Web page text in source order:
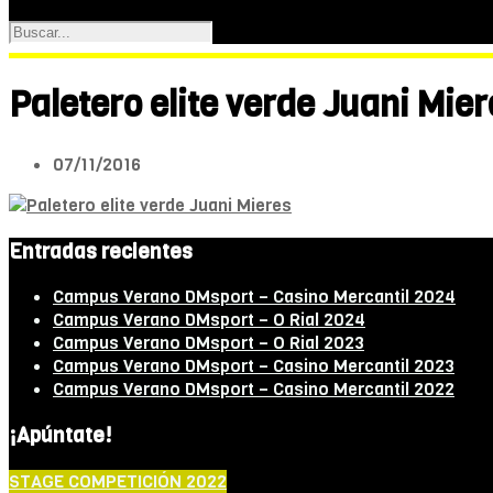
Paletero elite verde Juani
07/11/2016
Entradas recientes
Campus Verano DMsport – Casino Mercantil 2024
Campus Verano DMsport – O Rial 2024
Campus Verano DMsport – O Rial 2023
Campus Verano DMsport – Casino Mercantil 2023
Campus Verano DMsport – Casino Mercantil 2022
¡Apúntate!
STAGE COMPETICIÓN 2022